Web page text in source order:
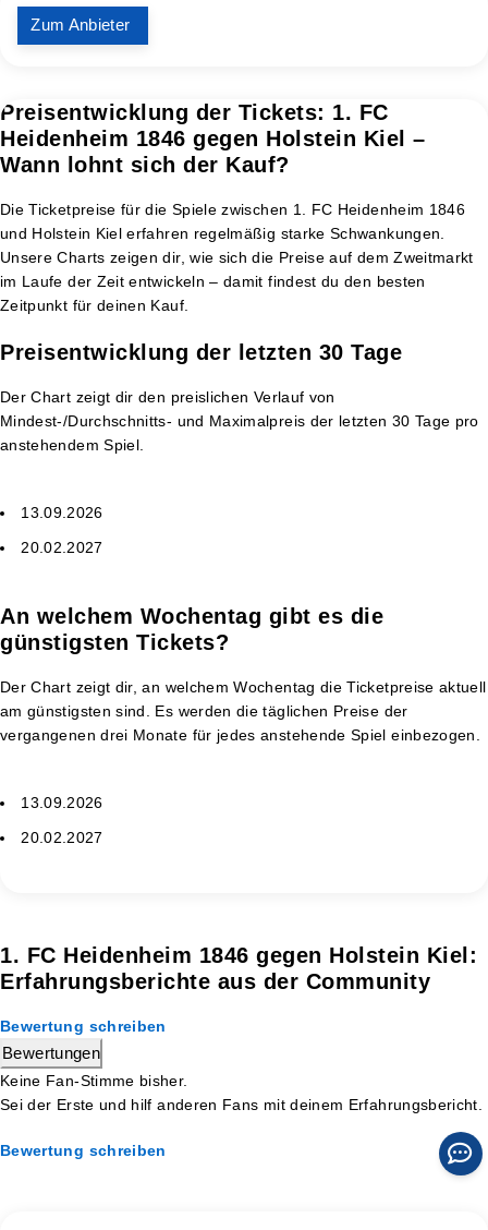
Zum Anbieter
Preisentwicklung der Tickets: 1. FC
Heidenheim 1846 gegen Holstein Kiel –
Wann lohnt sich der Kauf?
Die Ticketpreise für die Spiele zwischen 1. FC Heidenheim 1846
und Holstein Kiel erfahren regelmäßig starke Schwankungen.
Unsere Charts zeigen dir, wie sich die Preise auf dem Zweitmarkt
im Laufe der Zeit entwickeln – damit findest du den besten
Zeitpunkt für deinen Kauf.
Preisentwicklung der letzten 30 Tage
Der Chart zeigt dir den preislichen Verlauf von
Mindest-/Durchschnitts- und Maximalpreis der letzten 30 Tage pro
anstehendem Spiel.
13.09.2026
20.02.2027
An welchem Wochentag gibt es die
günstigsten Tickets?
Der Chart zeigt dir, an welchem Wochentag die Ticketpreise aktuell
am günstigsten sind. Es werden die täglichen Preise der
vergangenen drei Monate für jedes anstehende Spiel einbezogen.
13.09.2026
20.02.2027
1. FC Heidenheim 1846 gegen Holstein Kiel:
Erfahrungsberichte aus der Community
Bewertung schreiben
Bewertungen
Keine Fan-Stimme bisher.
Sei der Erste und hilf anderen Fans mit deinem Erfahrungsbericht.
Bewertung schreiben